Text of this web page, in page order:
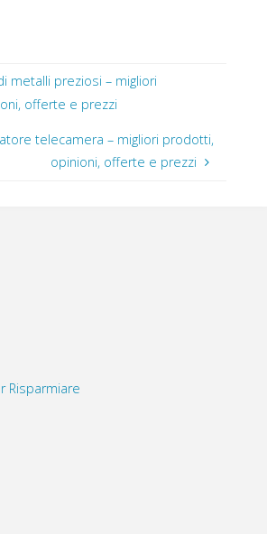
metalli preziosi – migliori
offerte e prezzi
telecamera – migliori prodotti,
opinioni, offerte e prezzi
Risparmiare